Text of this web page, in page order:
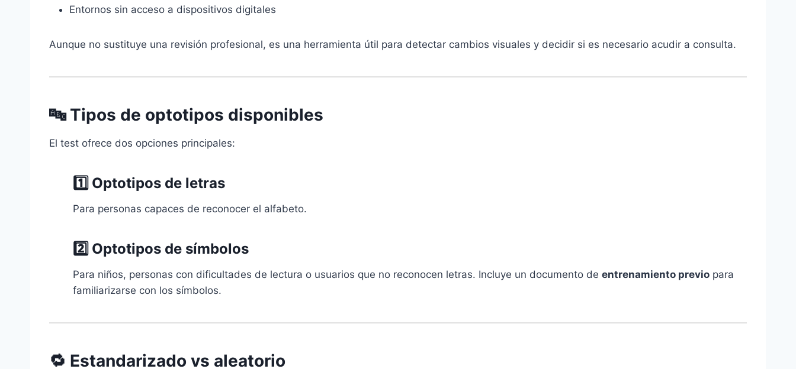
Entornos sin acceso a dispositivos digitales
Aunque no sustituye una revisión profesional, es una herramienta útil para detectar cambios visuales y decidir si es necesario acudir a consulta.
🔤 Tipos de optotipos disponibles
El test ofrece dos opciones principales:
1️⃣ Optotipos de letras
Para personas capaces de reconocer el alfabeto.
2️⃣ Optotipos de símbolos
Para niños, personas con dificultades de lectura o usuarios que no reconocen letras. Incluye un documento de entrenamiento previo para
familiarizarse con los símbolos.
🔁 Estandarizado vs aleatorio